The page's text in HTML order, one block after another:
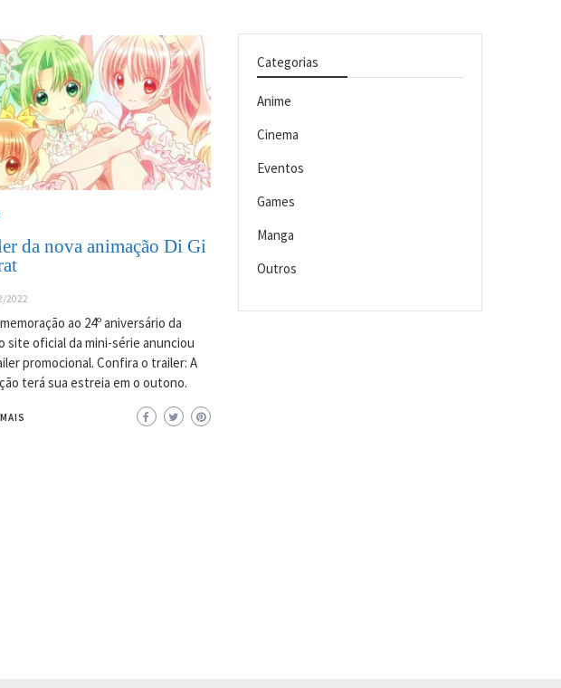
da nova animação Di Gi
2022
ao 24º aniversário da
site oficial da mini-série anunciou
promocional. Confira o trailer: A
terá sua estreia em o outono.
Categorias
Anime
Cinema
Eventos
Games
Manga
Outros